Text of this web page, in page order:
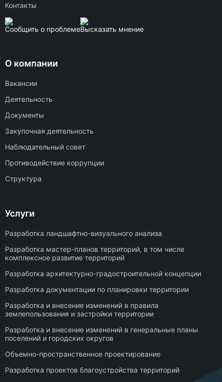
Контакты
Сообщить о проблемеВысказать мнение
О компании
Вакансии
Деятельность
Документы
Закупочная деятельность
Наблюдательный совет
Противодействие коррупции
Структура
Услуги
Разработка ландшафтно-визуального анализа
Разработка мастер-планов территорий, в том числе
комплексное развитие территорий
Разработка архитектурно-градостроительной концепции
Разработка документации по планировки территории
Разработка и внесение изменений в правила
землепользования и застройки территории
Разработка и внесение изменений в генеральные планы
поселений и городских округов
Объемно-пространственное проектирование
Разработка проектов благоустройства территорий